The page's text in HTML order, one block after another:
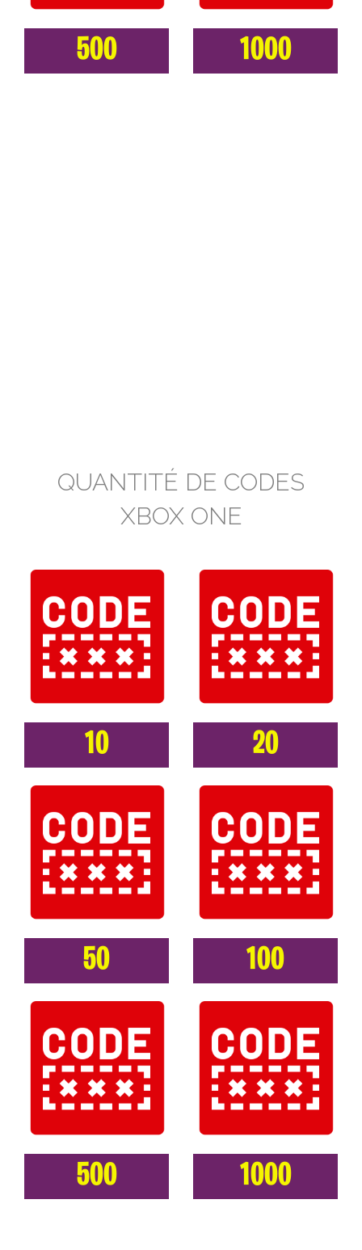
500 1000
QUANTITÉ DE CODES
XBOX ONE
10 20
50 100
500 1000